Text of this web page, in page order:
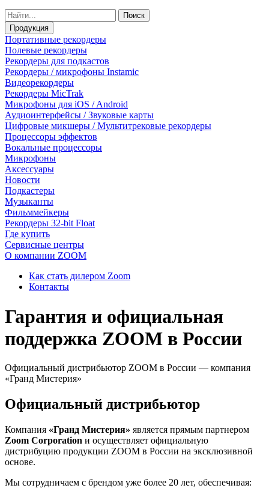
Поиск
Продукция
Портативные рекордеры
Полевые рекордеры
Рекордеры для подкастов
Рекордеры / микрофоны Instamic
Видеорекордеры
Рекордеры MicTrak
Микрофоны для iOS / Android
Аудиоинтерфейсы / Звуковые карты
Цифровые микшеры / Мультитрековые рекордеры
Процессоры эффектов
Вокальные процессоры
Микрофоны
Аксессуары
Новости
Подкастеры
Музыканты
Фильммейкеры
Рекордеры 32-bit Float
Где купить
Сервисные центры
О компании ZOOM
Как стать дилером Zoom
Контакты
Гарантия и официальная
поддержка ZOOM в России
Официальный дистрибьютор ZOOM в России — компания
«Гранд Мистерия»
Официальный дистрибьютор
Компания «Гранд Мистерия» является прямым партнером
Zoom Corporation и осуществляет официальную
дистрибуцию продукции ZOOM в России на эксклюзивной
основе.
Мы сотрудничаем с брендом уже более 20 лет, обеспечивая: